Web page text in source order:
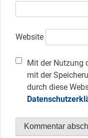
Website
Mit der Nutzung
mit der
durch diese